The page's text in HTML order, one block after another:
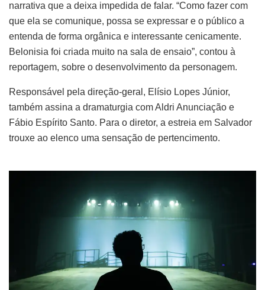
narrativa que a deixa impedida de falar. “Como fazer com
que ela se comunique, possa se expressar e o público a
entenda de forma orgânica e interessante cenicamente.
Belonisia foi criada muito na sala de ensaio”, contou à
reportagem, sobre o desenvolvimento da personagem.
Responsável pela direção-geral, Elísio Lopes Júnior,
também assina a dramaturgia com Aldri Anunciação e
Fábio Espírito Santo. Para o diretor, a estreia em Salvador
trouxe ao elenco uma sensação de pertencimento.